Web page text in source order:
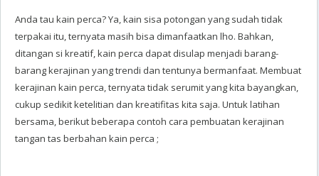
Anda tau kain perca? Ya, kain sisa potongan yang sudah tidak
terpakai itu, ternyata masih bisa dimanfaatkan lho. Bahkan,
ditangan si kreatif, kain perca dapat disulap menjadi barang-
barang kerajinan yang trendi dan tentunya bermanfaat. Membuat
kerajinan kain perca, ternyata tidak serumit yang kita bayangkan,
cukup sedikit ketelitian dan kreatifitas kita saja. Untuk latihan
bersama, berikut beberapa contoh cara pembuatan kerajinan
tangan tas berbahan kain perca ;